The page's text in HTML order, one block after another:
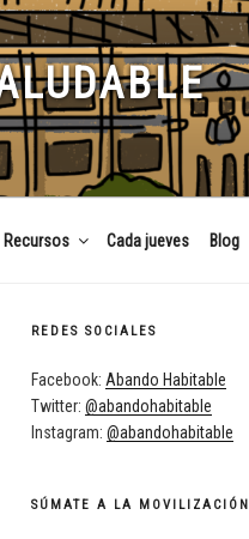
Recursos Cada jueves Blog
REDES SOCIALES
Facebook: Abando Habitable
Twitter: @abandohabitable
Instagram: @abandohabitable
SÚMATE A LA MOVILIZACIÓN